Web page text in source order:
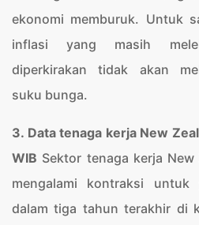
ekonomi memburuk. Untuk
inflasi yang masih
diperkirakan tidak akan
suku bunga.
3. Data tenaga kerja New
WIB Sektor tenaga kerja
mengalami kontraksi untuk
dalam tiga tahun terakhir di